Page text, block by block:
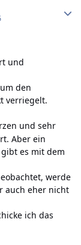
und
den
verriegelt.
und sehr
Aber ein
es mit dem
werde
auch eher nicht
ich das